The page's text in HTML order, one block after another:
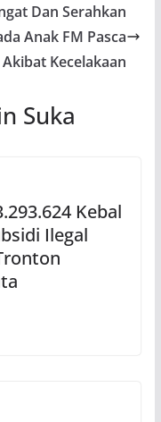
Dan Serahkan
Anak FM Pasca
Kecelakaan
Suka
Kebal
Ilegal